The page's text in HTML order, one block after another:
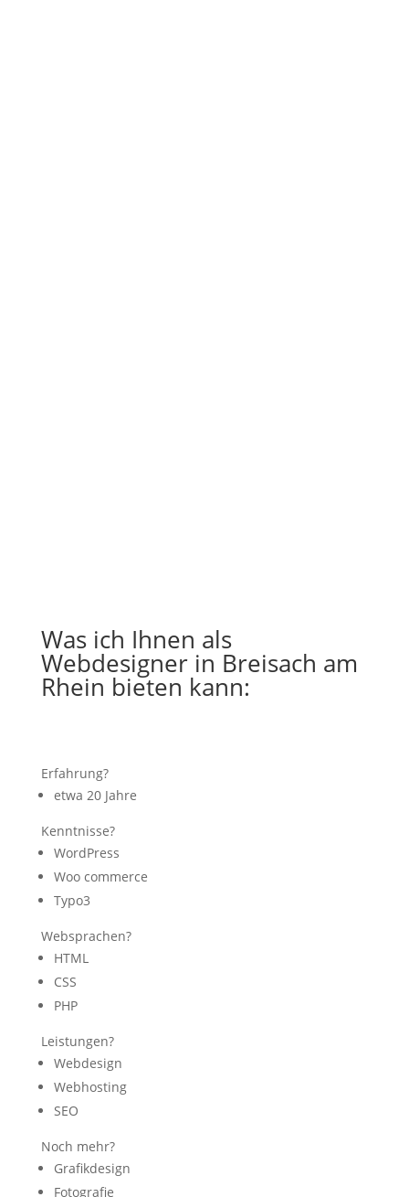
Was ich Ihnen als
Webdesigner in Breisach am
Rhein bieten kann:
Erfahrung?
etwa 20 Jahre
Kenntnisse?
WordPress
Woo commerce
Typo3
Websprachen?
HTML
CSS
PHP
Leistungen?
Webdesign
Webhosting
SEO
Noch mehr?
Grafikdesign
Fotografie